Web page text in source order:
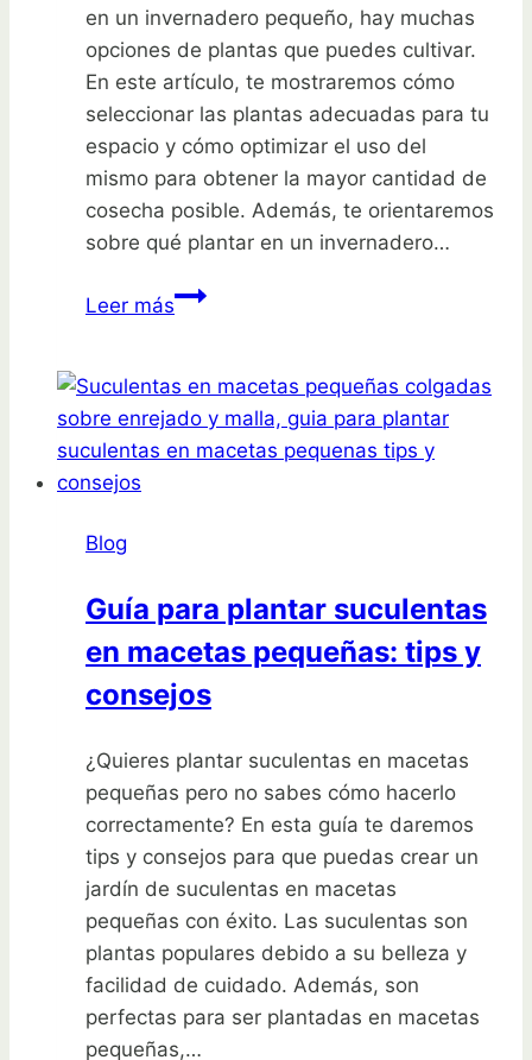
en un invernadero pequeño, hay muchas
opciones de plantas que puedes cultivar.
En este artículo, te mostraremos cómo
seleccionar las plantas adecuadas para tu
espacio y cómo optimizar el uso del
mismo para obtener la mayor cantidad de
cosecha posible. Además, te orientaremos
sobre qué plantar en un invernadero…
Leer másMaximiza
qué
plantar
en
Blog
Guía para plantar suculentas
en macetas pequeñas: tips y
consejos
¿Quieres plantar suculentas en macetas
pequeñas pero no sabes cómo hacerlo
correctamente? En esta guía te daremos
tips y consejos para que puedas crear un
jardín de suculentas en macetas
pequeñas con éxito. Las suculentas son
plantas populares debido a su belleza y
facilidad de cuidado. Además, son
perfectas para ser plantadas en macetas
pequeñas,…